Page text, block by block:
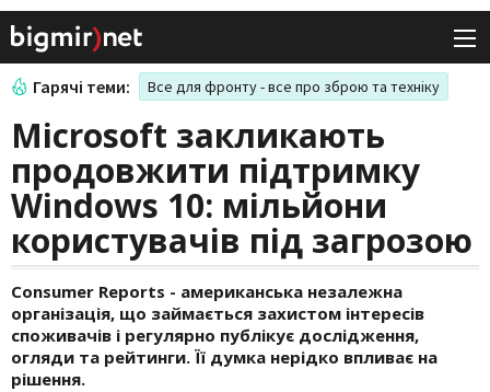
Гарячі теми: Все для фронту - все про зброю та техніку
Microsoft закликають
продовжити підтримку
Windows 10: мільйони
користувачів під загрозою
Consumer Reports - американська незалежна
організація, що займається захистом інтересів
споживачів і регулярно публікує дослідження,
огляди та рейтинги. Її думка нерідко впливає на
рішення.